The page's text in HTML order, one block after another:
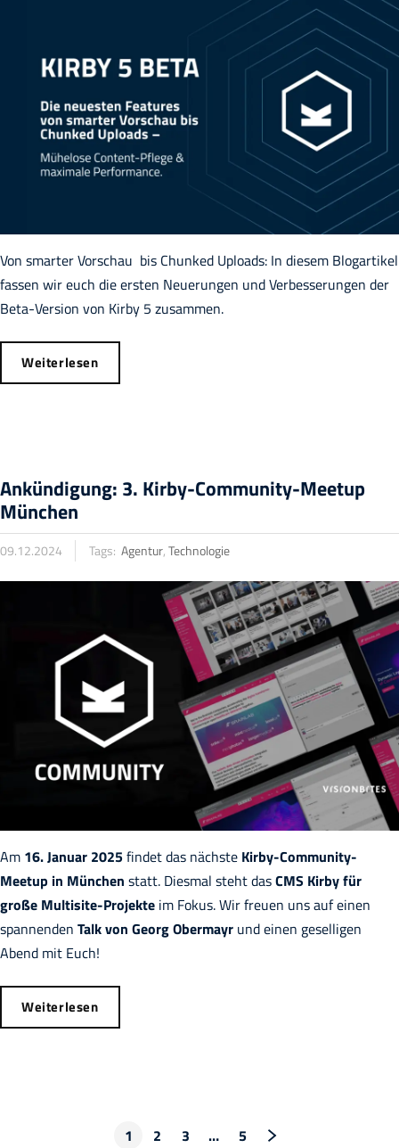
Von smarter Vorschau bis Chunked Uploads: In diesem Blogartikel
fassen wir euch die ersten Neuerungen und Verbesserungen der
Beta-Version von Kirby 5 zusammen.
Weiterlesen
Ankündigung: 3. Kirby-Community-Meetup
München
09.12.2024 Tags: Agentur,Technologie
Am 16. Januar 2025findet das nächste Kirby-Community-
Meetup in München statt. Diesmal steht dasCMS Kirby für
große Multisite-Projekte im Fokus. Wir freuen uns auf einen
spannenden Talk von Georg Obermayr und einen geselligen
Abend mit Euch!
Weiterlesen
1 2 3 … 5